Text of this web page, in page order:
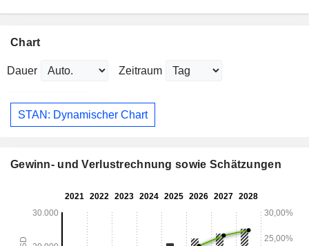
Chart
Dauer Zeitraum
STAN: Dynamischer Chart
Gewinn- und Verlustrechnung sowie Schätzungen